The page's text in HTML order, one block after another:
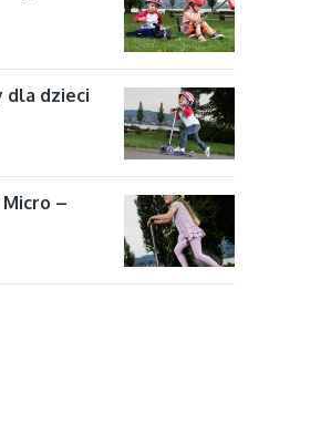
dla dzieci
–